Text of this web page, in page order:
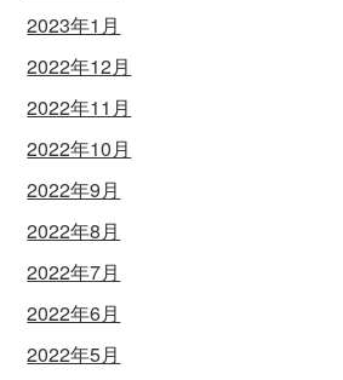
2023年1月
2022年12月
2022年11月
2022年10月
2022年9月
2022年8月
2022年7月
2022年6月
2022年5月